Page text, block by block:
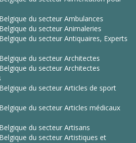
du secteur Ambulances
du secteur Animaleries
du secteur Antiquaires, Experts
du secteur Architectes
du secteur Architectes
du secteur Articles de sport
du secteur Articles médicaux
du secteur Artisans
du secteur Artistiques et